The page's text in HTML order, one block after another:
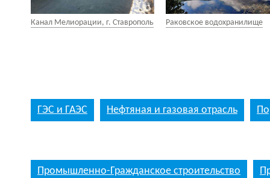
Канал Мелиорации, г. Ставрополь Раковское водохранилище
ГЭС и ГАЭС Нефтяная и газовая отрасль
Промышленно-Гражданское строительство